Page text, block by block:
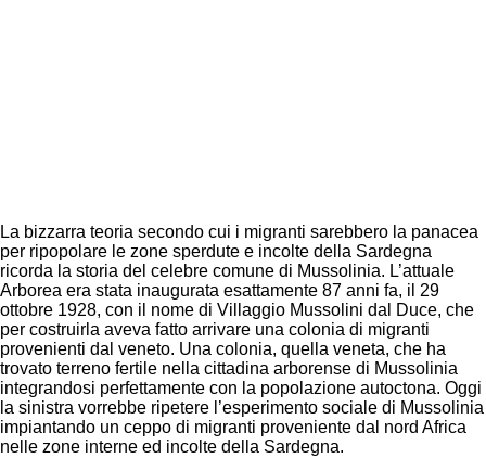
La bizzarra teoria secondo cui i migranti sarebbero la panacea
per ripopolare le zone sperdute e incolte della Sardegna
ricorda la storia del celebre comune di Mussolinia. L’attuale
Arborea era stata inaugurata esattamente 87 anni fa, il 29
ottobre 1928, con il nome di Villaggio Mussolini dal Duce, che
per costruirla aveva fatto arrivare una colonia di migranti
provenienti dal veneto. Una colonia, quella veneta, che ha
trovato terreno fertile nella cittadina arborense di Mussolinia
integrandosi perfettamente con la popolazione autoctona. Oggi
la sinistra vorrebbe ripetere l’esperimento sociale di Mussolinia
impiantando un ceppo di migranti proveniente dal nord Africa
nelle zone interne ed incolte della Sardegna.